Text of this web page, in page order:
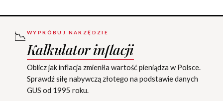
📉 WYPRÓBUJ NARZĘDZIE
Kalkulator inflacji
Oblicz jak inflacja zmieniła wartość pieniądza w Polsce.
Sprawdź siłę nabywczą złotego na podstawie danych
GUS od 1995 roku.